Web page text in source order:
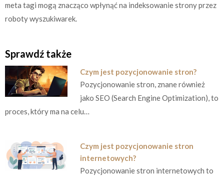
meta tagi mogą znacząco wpłynąć na indeksowanie strony przez
roboty wyszukiwarek.
Sprawdź także
Czym jest pozycjonowanie stron?
Pozycjonowanie stron, znane również
jako SEO (Search Engine Optimization), to
proces, który ma na celu…
Czym jest pozycjonowanie stron
internetowych?
Pozycjonowanie stron internetowych to